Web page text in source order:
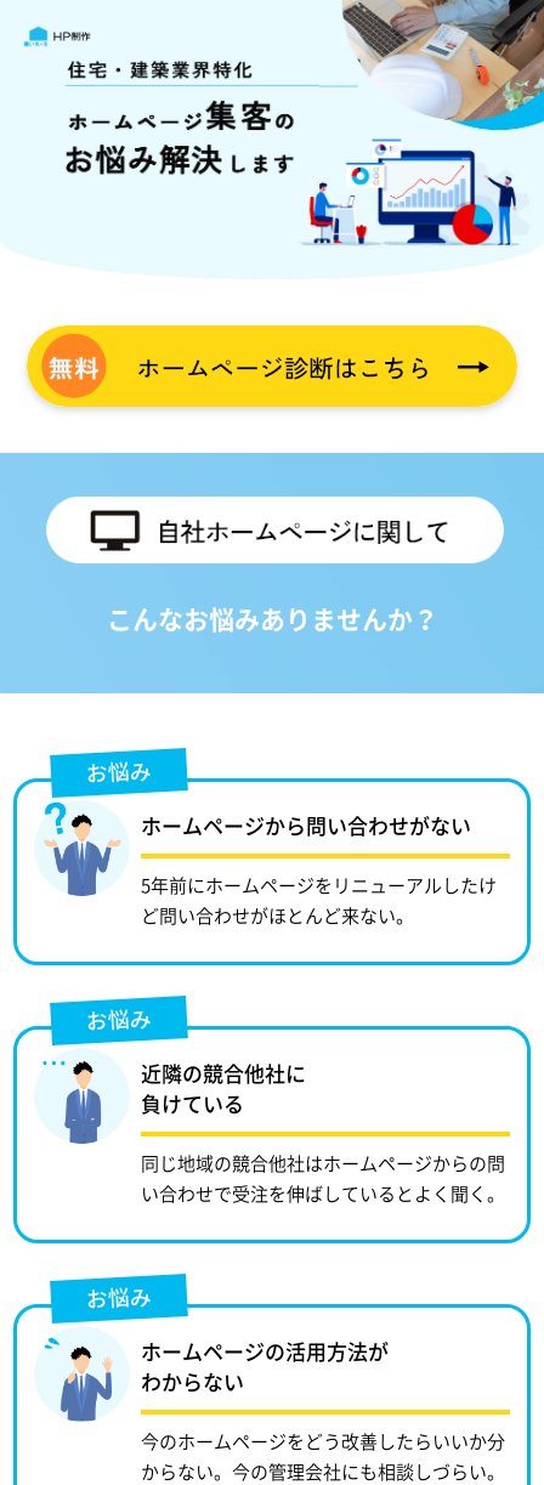
こんなお悩みありませんか？
お悩み
ホームページから問い合わせがない
5年前にホームページをリニューアルしたけ
ど問い合わせがほとんど来ない。
お悩み
近隣の競合他社に
負けている
同じ地域の競合他社はホームページからの問
い合わせで受注を伸ばしているとよく聞く。
お悩み
ホームページの活用方法が
わからない
今のホームページをどう改善したらいいか分
からない。今の管理会社にも相談しづらい。